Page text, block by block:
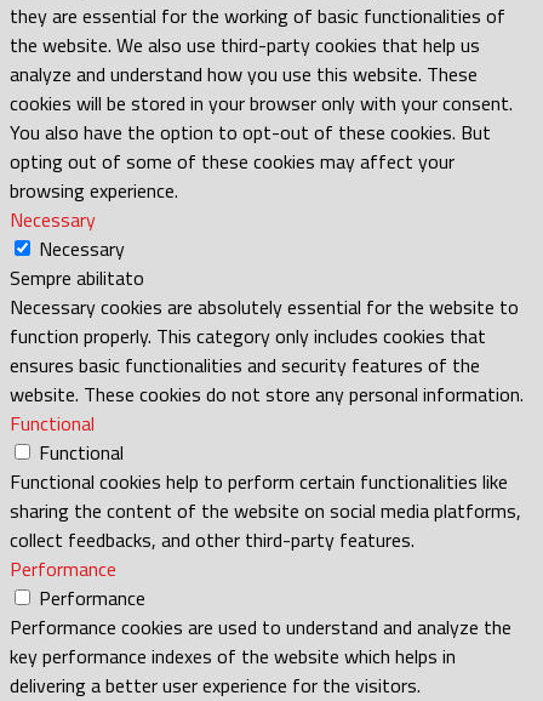
they are essential for the working of basic functionalities of
the website. We also use third-party cookies that help us
analyze and understand how you use this website. These
cookies will be stored in your browser only with your consent.
You also have the option to opt-out of these cookies. But
opting out of some of these cookies may affect your
browsing experience.
Necessary
Necessary
Sempre abilitato
Necessary cookies are absolutely essential for the website to
function properly. This category only includes cookies that
ensures basic functionalities and security features of the
website. These cookies do not store any personal information.
Functional
Functional
Functional cookies help to perform certain functionalities like
sharing the content of the website on social media platforms,
collect feedbacks, and other third-party features.
Performance
Performance
Performance cookies are used to understand and analyze the
key performance indexes of the website which helps in
delivering a better user experience for the visitors.